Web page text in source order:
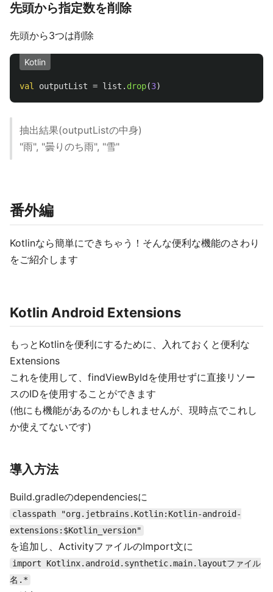
先頭から指定数を削除
先頭から3つは削除
Kotlin
val outputList = list . drop(3)
抽出結果(outputListの中身)
"雨", "曇りのち雨", "雪"
番外編
Kotlinなら簡単にできちゃう！そんな便利な機能のさわり
をご紹介します
Kotlin Android Extensions
もっとKotlinを便利にするために、入れておくと便利な
Extensions
これを使用して、findViewByIdを使用せずに直接リソー
スのIDを使用することができます
(他にも機能があるのかもしれませんが、現時点でこれし
か使えてないです)
導入方法
Build.gradleのdependenciesに
classpath "org.jetbrains.Kotlin:Kotlin-android-
extensions:$Kotlin_version"
を追加し、ActivityファイルのImport文に
import Kotlinx.android.synthetic.main.layoutファイル
名.*